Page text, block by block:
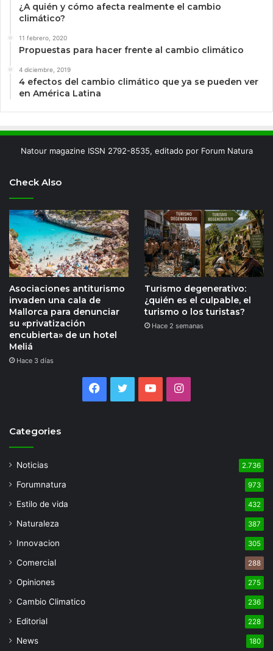
¿A quién y cómo afecta realmente el cambio
climático?
11 febrero, 2020
Propuestas para hacer frente al cambio climático
4 diciembre, 2019
4 efectos del cambio climático que ya se pueden ver
en América Latina
Natour magazine ISSN 2792-8535, editado por Forum Natura
Check Also
Asociaciones antiturismo
invaden una cala de
Mallorca para denunciar
su «privatización
encubierta» de un hotel
Meliá
Hace 3 días
Turismo degenerativo:
¿quién es el culpable, el
turismo o los turistas?
Hace 2 semanas
Facebook
TwitterYouTubeInstagram
Categories
Noticias 2.736
Forumnatura 973
Estilo de vida 432
Naturaleza 387
Innovacion 305
Comercial 288
Opiniones 275
Cambio Climatico 236
Editorial 228
News 180